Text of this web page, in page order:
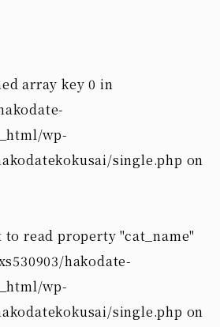
array key 0 in
wp-
single.php on
to read property "cat_name"
hakodate-
wp-
single.php on